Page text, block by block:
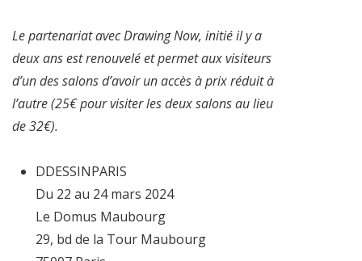
Le partenariat avec Drawing Now, initié il y a
deux ans est renouvelé et permet aux visiteurs
d’un des salons d’avoir un accès à prix réduit à
l’autre (25€ pour visiter les deux salons au lieu
de 32€).
DDESSINPARIS
Du 22 au 24 mars 2024
Le Domus Maubourg
29, bd de la Tour Maubourg